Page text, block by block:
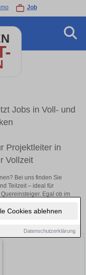
Cookies ablehnen
Datenschutzerklärung
Job
Jobs in Voll- und
Projektleiter in
Vollzeit
Bei uns finden Sie
Teilzeit – ideal für
Egal ob im
neue Chancen in Ihrer
Projektleiter-Stellen